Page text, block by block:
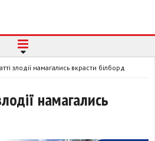
злодії намагались вкрасти білборд
намагались